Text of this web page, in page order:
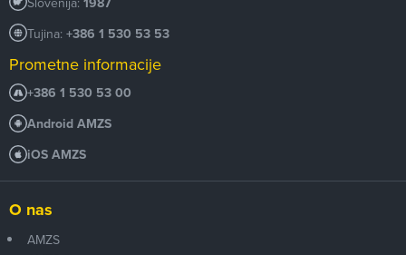
Tujina: +386 1 530 53 53
Prometne informacije
+386 1 530 53 00
Android AMZS
iOS AMZS
O nas
AMZS